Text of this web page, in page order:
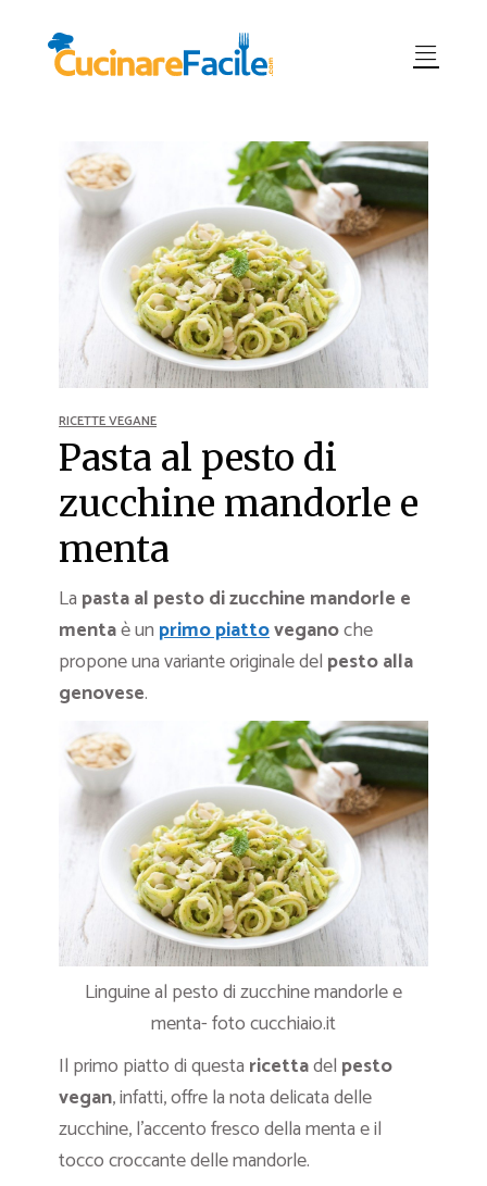
RICETTE VEGANE
Pasta al pesto di
zucchine mandorle e
menta
La pasta al pesto di zucchine mandorle e
mentaè un primo piattoveganoche
propone una variante originale del pesto alla
genovese.
Linguine al pesto di zucchine mandorle e
menta- foto cucchiaio.it
Il primo piatto di questa ricettadel pesto
vegan, infatti, offre la nota delicata delle
zucchine, l’accento fresco della menta e il
tocco croccante delle mandorle.